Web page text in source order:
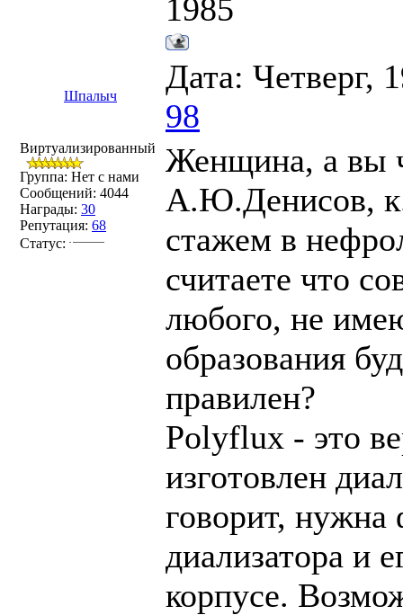
1985
Шпалыч
Дата: Четверг,
98
Виртуализированный
Группа: Нет с нами
Сообщений: 4044
Награды: 30
Репутация: 68
Статус:
Женщина, а вы
А.Ю.Денисов,
стажем в
считаете что
любого, не
образования
правилен?
Polyflux - это
изготовлен
говорит, нужна
диализатора и
корпусе.